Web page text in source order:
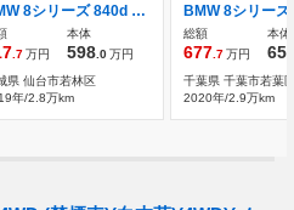
BMW 8シリーズ 840d xドライブ Mスポーツ ディーゼルターボ 4WD
.7万円
本体
598 .0万円
県 仙台市若林区
年/2.8万km
総額
677 .7万円
本体
千葉県 千葉市若葉
2020年/2.9万km